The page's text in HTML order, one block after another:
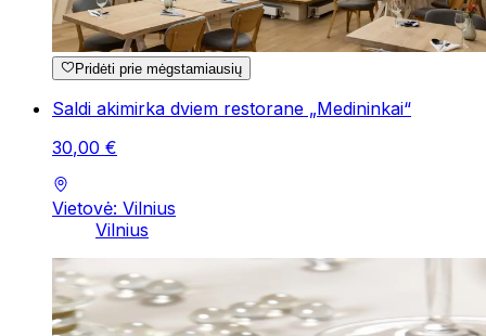
Pridėti prie mėgstamiausių
Saldi akimirka dviem restorane „Medininkai“
30,00 €
Vietovė: Vilnius
Vilnius